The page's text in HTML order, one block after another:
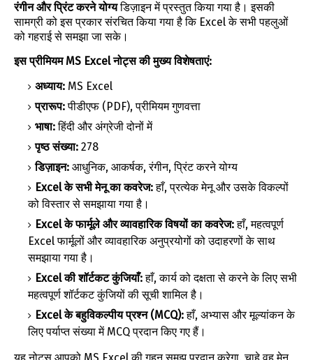
रंगीन और प्रिंट करने योग्यडिज़ाइन में प्रस्तुत किया गया है। इसकी
सामग्री को इस प्रकार संरचित किया गया है कि Excel के सभी पहलुओं
को गहराई से समझा जा सके।
इस प्रीमियम MS Excel नोट्स की मुख्य विशेषताएं:
अध्याय: MS Excel
प्रारूप:पीडीएफ (PDF), प्रीमियम गुणवत्ता
भाषा:हिंदी और अंग्रेजी दोनों में
पृष्ठ संख्या: 278
डिज़ाइन: आधुनिक, आकर्षक, रंगीन, प्रिंट करने योग्य
Excel के सभी मेनू का कवरेज:हाँ, प्रत्येक मेनू और उसके विकल्पों
को विस्तार से समझाया गया है।
Excel के फार्मूले और व्यावहारिक विषयों का कवरेज:हाँ, महत्वपूर्ण
Excel फार्मूलों और व्यावहारिक अनुप्रयोगों को उदाहरणों के साथ
समझाया गया है।
Excel की शॉर्टकट कुंजियाँ:हाँ, कार्य को दक्षता से करने के लिए सभी
महत्वपूर्ण शॉर्टकट कुंजियों की सूची शामिल है।
Excel के बहुविकल्पीय प्रश्न (MCQ):हाँ, अभ्यास और मूल्यांकन के
लिए पर्याप्त संख्या में MCQ प्रदान किए गए हैं।